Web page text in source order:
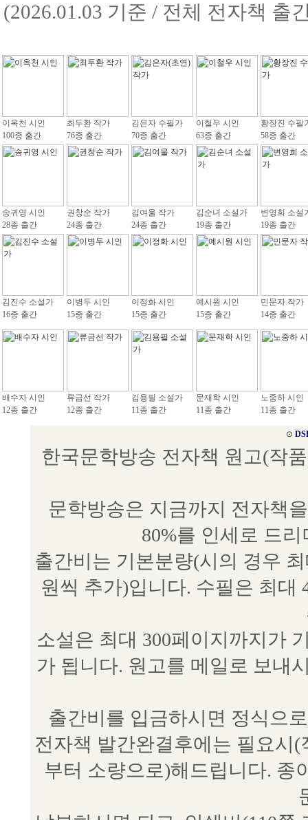
(2026.01.03 기준 / 전체 전자책 출
이옥천 시인
100종 출간
최두환 작가
76종 출간
김은자 수필가
70종 출간
이철우 시인
63종 출간
황장진 수필
58종 출간
송귀영 시인
28종 출간
권창순 작가
24종 출간
김여울 작가
24종 출간
김순녀 소설가
19종 출간
변영희 소설
19종 출간
김진수 소설가
16종 출간
이병두 시인
15종 출간
이정화 시인
15종 출간
예시원 시인
15종 출간
민문자 작가
14종 출간
배수자 시인
12종 출간
류금선 작가
12종 출간
김용필 소설가
11종 출간
문재학 시인
11종 출간
노중하 시인
11종 출간
⊙
한국문학방송 전자책 원고(작
문학방송은 지금까지 전자책
80%를 인세로 드
출간비는 기본분량(시의 경우
원씩 추가)입니다. 수필은 최대
소설은 최대 300페이지까지가
가 됩니다. 원고를 메일로 보내
출간비를 입금하시면 정식으
전자책 발간완결후에는 필요시
부터 소량으로)해드립니다. 종